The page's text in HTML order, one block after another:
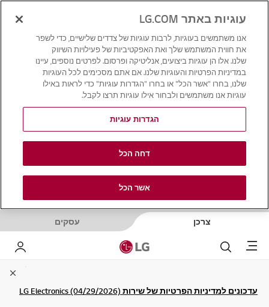
צרכן עסקים
Menu לחפש LG שלי
עדכונים למדיניות הפרטיות של שירות LG Electronics (04/29/2026)
עוגיות באתר LG.COM
אנו משתמשים בעוגיות, לרבות עוגיות של צדדים שלישיים, כדי לשפר
את חווית המשתמש שלך ואת האפקטיביות של פעילויות השיווק
שלנו. אלו הן עוגיות ביצועים, אנליטיקה ופרסום. לפרטים נוספים, עיינו
במדיניות הפרטיות והעוגיות שלנו. אם אתם מסכימים לכל העוגיות
שלנו, בחרו "אשר הכל" או בחרו "הגדרות עוגיות" כדי לראות באילו
עוגיות אנו משתמשים ולבחור אילו עוגיות תרצו לקבל.
הגדרות עוגיות
דחה הכל
אשר הכל